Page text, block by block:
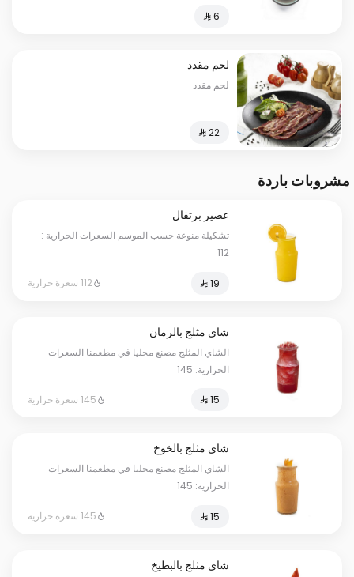
لحم مقدد
لحم مقدد
⁨⁦‪‬ 22⁩
مشروبات باردة
عصير برتقال
تشكيلة منوعة حسب الموسم السعرات الحرارية :
112
112 سعرة حرارية
شاي مثلج بالرمان
الشاي المثلج مصنع محليا في مطعمنا السعرات
الحرارية: 145
145 سعرة حرارية
شاي مثلج بالخوخ
الشاي المثلج مصنع محليا في مطعمنا السعرات
الحرارية: 145
145 سعرة حرارية
شاي مثلج بالبطيخ